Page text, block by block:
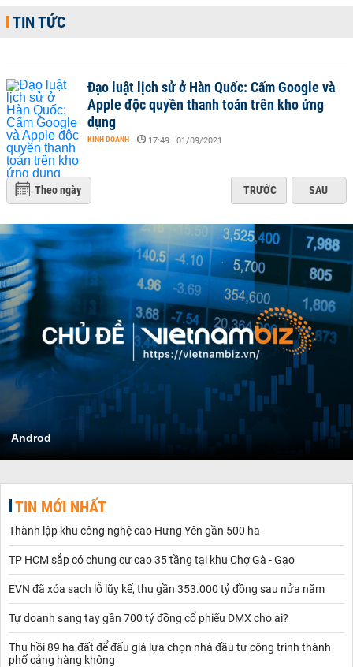
TIN TỨC
Đạo luật lịch sử ở Hàn Quốc: Cấm Google và
Apple độc quyền thanh toán trên kho ứng
dụng
KINH DOANH - 17:49 | 01/09/2021
Theo ngày TRƯỚC SAU
Androd
TIN MỚI NHẤT
Thành lập khu công nghệ cao Hưng Yên gần 500 ha
TP HCM sắp có chung cư cao 35 tầng tại khu Chợ Gà - Gạo
EVN đã xóa sạch lỗ lũy kế, thu gần 353.000 tỷ đồng sau nửa năm
Tự doanh sang tay gần 700 tỷ đồng cổ phiếu DMX cho ai?
Thu hồi 89 ha đất để đấu giá lựa chọn nhà đầu tư công trình thành
phố cảng hàng không